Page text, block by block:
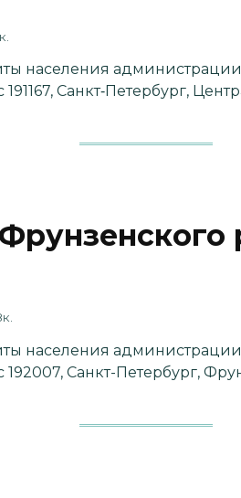
населения
Санкт‑Петербург,
населения
Санкт-Петербург,